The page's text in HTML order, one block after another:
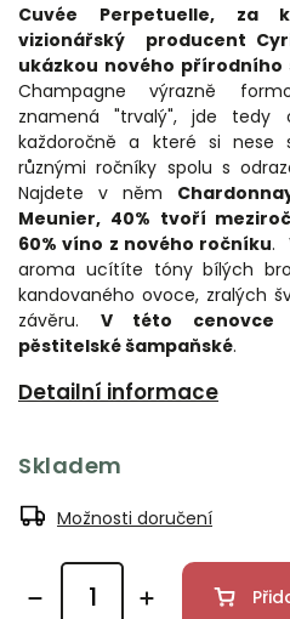
Cuvée Perpetuelle,
vizionářský producent
ukázkou nového přírodního
Champagne výrazně
znamená "trvalý", jde
každoročně a které si nese
různými ročníky spolu s
Najdete v něm
Meunier, 40% tvoří
60% víno z nového ročníku.
aroma ucítíte tóny bílých
kandovaného ovoce, zralých
závěru. V této cenovce
pěstitelské šampaňské.
Detailní informace
Skladem
Možnosti doručení